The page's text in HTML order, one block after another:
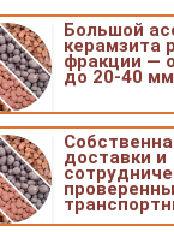
Большой
керамзита
фракции —
до 20-40
доставки и